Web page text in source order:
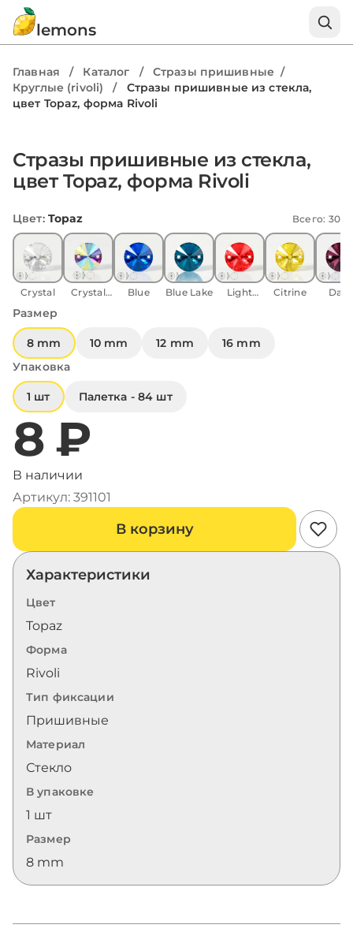
lemons
Главная / Каталог / Стразы пришивные /
Круглые (rivoli)
/
Стразы пришивные из стекла,
цвет Topaz, форма Rivoli
Стразы пришивные из стекла,
цвет Topaz, форма Rivoli
Цвет: Topaz Всего: 30
Crystal
Crystal
Blue Blue Lake
Light
Citrine
Dark
Размер
8 mm 10 mm 12 mm
16 mm
Упаковка
1 шт Палетка - 84 шт
8 ₽
В наличии
Артикул: 391101
В корзину
Характеристики
Цвет
Topaz
Форма
Rivoli
Тип фиксации
Пришивные
Материал
Стекло
В упаковке
1 шт
Размер
8 mm